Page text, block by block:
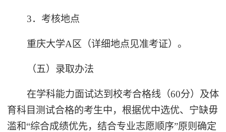
3．考核地点
重庆大学A区（详细地点见准考证）。
（五）录取办法
在学科能力面试达到校考合格线（60分）及体
育科目测试合格的考生中，根据优中选优、宁缺毋
滥和“综合成绩优先，结合专业志愿顺序”原则确定